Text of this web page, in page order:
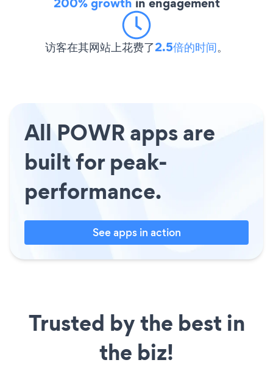
访客在其网站上花费了2.5倍的时间。
All POWR apps are
built for peak-
performance.
See apps in action
Trusted by the best in
the biz!